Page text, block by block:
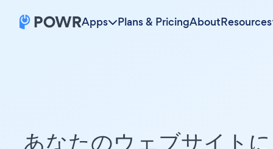
Apps Plans & PricingAboutResources
あなたのウェブサイト